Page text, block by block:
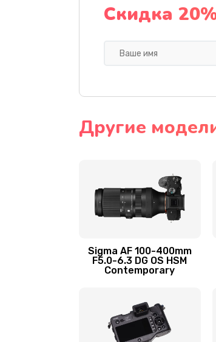
Скидка
Другие
Sigma AF 100-400mm
F5.0-6.3 DG OS HSM
Contemporary